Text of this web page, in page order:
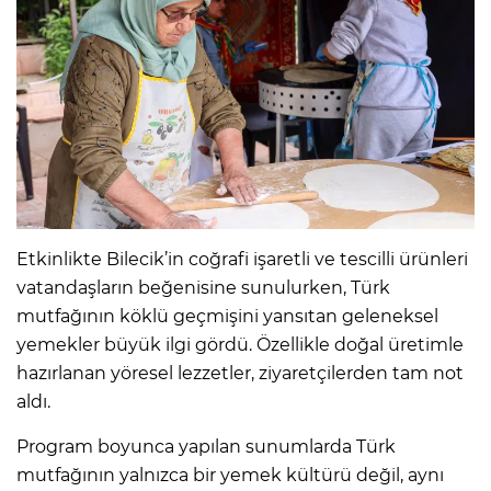
Etkinlikte Bilecik’in coğrafi işaretli ve tescilli ürünleri
vatandaşların beğenisine sunulurken, Türk
mutfağının köklü geçmişini yansıtan geleneksel
yemekler büyük ilgi gördü. Özellikle doğal üretimle
hazırlanan yöresel lezzetler, ziyaretçilerden tam not
aldı.
Program boyunca yapılan sunumlarda Türk
mutfağının yalnızca bir yemek kültürü değil, aynı